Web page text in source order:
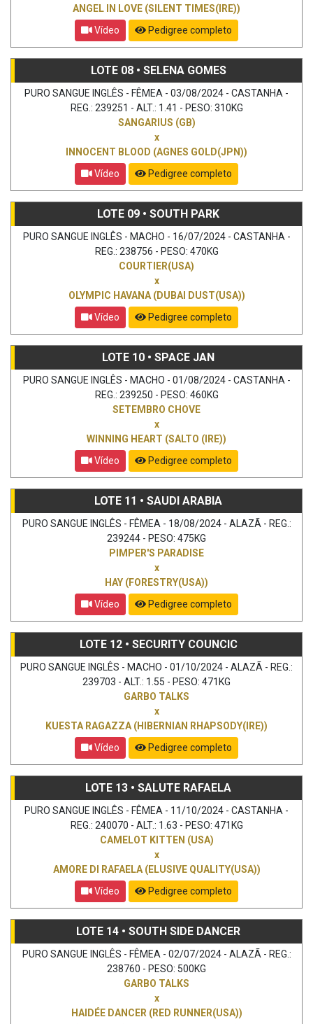
ANGEL IN LOVE (SILENT TIMES(IRE))
Vídeo
Pedigree completo
LOTE 08 • SELENA GOMES
PURO SANGUE INGLÊS - FÊMEA - 03/08/2024 - CASTANHA -
REG.: 239251 - ALT.: 1.41 - PESO: 310KG
SANGARIUS (GB)
x
INNOCENT BLOOD (AGNES GOLD(JPN))
Vídeo
Pedigree completo
LOTE 09 • SOUTH PARK
PURO SANGUE INGLÊS - MACHO - 16/07/2024 - CASTANHA -
REG.: 238756 - PESO: 470KG
COURTIER(USA)
x
OLYMPIC HAVANA (DUBAI DUST(USA))
Vídeo
Pedigree completo
LOTE 10 • SPACE JAN
PURO SANGUE INGLÊS - MACHO - 01/08/2024 - CASTANHA -
REG.: 239250 - PESO: 460KG
SETEMBRO CHOVE
x
WINNING HEART (SALTO (IRE))
Vídeo
Pedigree completo
LOTE 11 • SAUDI ARABIA
PURO SANGUE INGLÊS - FÊMEA - 18/08/2024 - ALAZÃ - REG.:
239244 - PESO: 475KG
PIMPER'S PARADISE
x
HAY (FORESTRY(USA))
Vídeo
Pedigree completo
LOTE 12 • SECURITY COUNCIC
PURO SANGUE INGLÊS - MACHO - 01/10/2024 - ALAZÃ - REG.:
239703 - ALT.: 1.55 - PESO: 471KG
GARBO TALKS
x
KUESTA RAGAZZA (HIBERNIAN RHAPSODY(IRE))
Vídeo
Pedigree completo
LOTE 13 • SALUTE RAFAELA
PURO SANGUE INGLÊS - FÊMEA - 11/10/2024 - CASTANHA -
REG.: 240070 - ALT.: 1.63 - PESO: 471KG
CAMELOT KITTEN (USA)
x
AMORE DI RAFAELA (ELUSIVE QUALITY(USA))
Vídeo
Pedigree completo
LOTE 14 • SOUTH SIDE DANCER
PURO SANGUE INGLÊS - FÊMEA - 02/07/2024 - ALAZÃ - REG.:
238760 - PESO: 500KG
GARBO TALKS
x
HAIDÉE DANCER (RED RUNNER(USA))